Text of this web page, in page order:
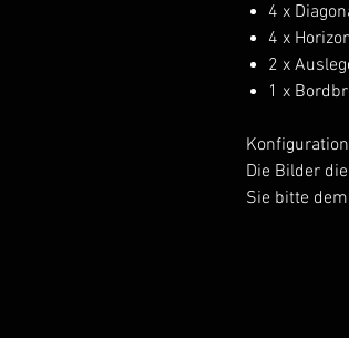
4 x
4 x
2 x
1 x
Die Bilder
Sie bitte